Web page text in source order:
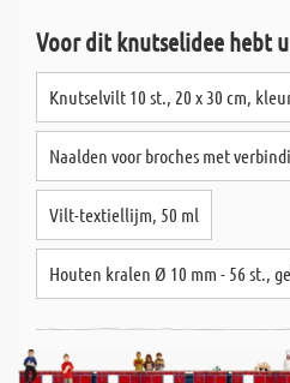
Voor dit knutselidee hebt
Knutselvilt 10 st., 20 x 30 cm,
Naalden voor broches met
Vilt-textiellijm, 50 ml
Houten kralen Ø 10 mm - 56 st.,